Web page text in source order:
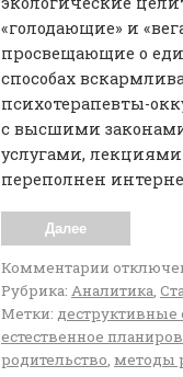
«голодающие» и
просвещающие о
способах
психотерапевты-
с высшими
услугами,
переполнен
Далее
Комментарии
Рубрика: Аналитика,
Метки: деструктивные
естественное
родительство, методы